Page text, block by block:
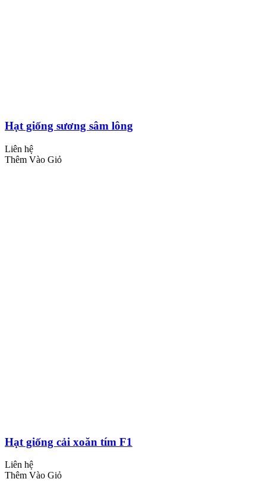
Hạt giống sương sâm lông
Liên hệ
Thêm Vào Giỏ
Hạt giống cải xoăn tím F1
Liên hệ
Thêm Vào Giỏ